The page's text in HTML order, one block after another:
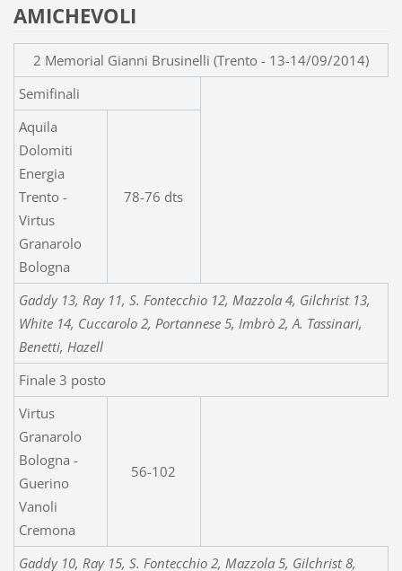
AMICHEVOLI
2 Memorial Gianni Brusinelli (Trento - 13-14/09/2014)
Semifinali
Aquila
Dolomiti
Energia
Trento -
Virtus
Granarolo
Bologna
78-76 dts
Gaddy 13, Ray 11, S. Fontecchio 12, Mazzola 4, Gilchrist 13,
White 14, Cuccarolo 2, Portannese 5, Imbrò 2, A. Tassinari,
Benetti, Hazell
Finale 3 posto
Virtus
Granarolo
Bologna -
Guerino
Vanoli
Cremona
56-102
Gaddy 10, Ray 15, S. Fontecchio 2, Mazzola 5, Gilchrist 8,